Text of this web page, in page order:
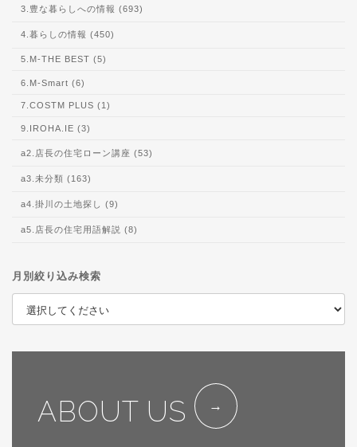
3.豊な暮らしへの情報 (693)
4.暮らしの情報 (450)
5.M-THE BEST (5)
6.M-Smart (6)
7.COSTM PLUS (1)
9.IROHA.IE (3)
a2.店長の住宅ローン講座 (53)
a3.未分類 (163)
a4.掛川の土地探し (9)
a5.店長の住宅用語解説 (8)
月別絞り込み検索
ABOUT US